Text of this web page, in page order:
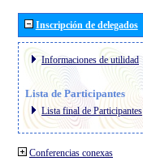
Inscripción de delegados
Informaciones de utilidad
Lista de Participantes
Lista final de Participantes
Conferencias conexas